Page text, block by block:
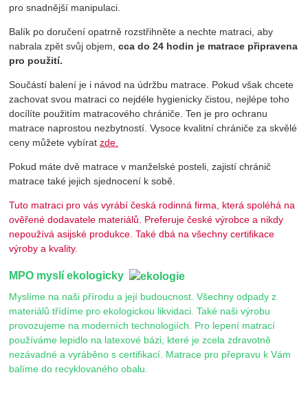
pro snadnější manipulaci.
Balík po doručení opatrně rozstřihněte a nechte matraci, aby
nabrala zpět svůj objem,cca do 24 hodin je matrace připravena
pro použití.
Součástí balení je i návod na údržbu matrace. Pokud však chcete
zachovat svou matraci co nejdéle hygienicky čistou, nejlépe toho
docílíte použitím matracového chrániče. Ten je pro ochranu
matrace naprostou nezbytností. Vysoce kvalitní chrániče za skvělé
ceny můžete vybíratzde.
Pokud máte dvě matrace v manželské posteli, zajistí chránič
matrace také jejich sjednocení k sobě.
Tuto matraci pro vás vyrábí česká rodinná firma, která spoléhá na
ověřené dodavatele materiálů. Preferuje české výrobce a nikdy
nepoužívá asijské produkce. Také dbá na všechny certifikace
výroby a kvality.
MPO myslí ekologicky
Myslíme na naši přírodu a její budoucnost. Všechny odpady z
materiálů třídíme pro ekologickou likvidaci. Také naši výrobu
provozujeme na moderních technologiích. Pro lepení matrací
používáme lepidlo na latexové bázi, které je zcela zdravotně
nezávadné a vyráběno s certifikací. Matrace pro přepravu k Vám
balíme do recyklovaného obalu.